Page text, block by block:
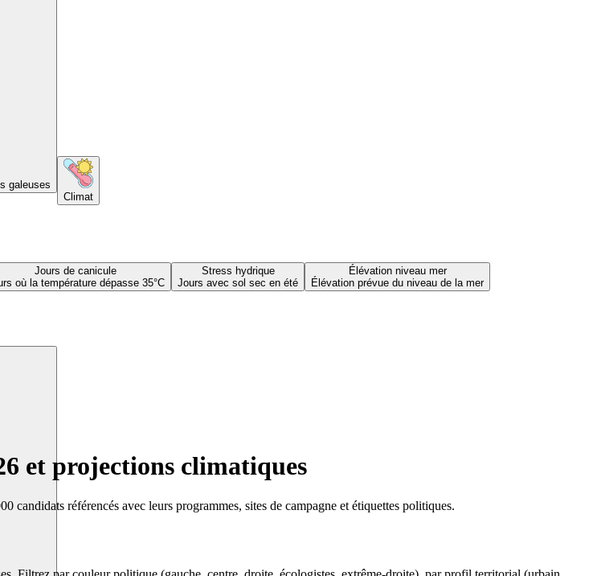
galeuses
Climat
Jours de canicule
où la température dépasse 35°C
Stress hydrique
Jours avec sol sec en été
Élévation niveau mer
Élévation prévue du niveau de la mer
et projections climatiques
candidats référencés avec leurs programmes, sites de campagne et étiquettes politiques.